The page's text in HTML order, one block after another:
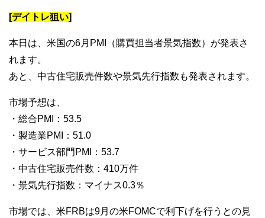
[デイトレ狙い]
本日は、米国の6月PMI（購買担当者景気指数）が発表さ
れます。
あと、中古住宅販売件数や景気先行指数も発表されます。
市場予想は、
・総合PMI：53.5
・製造業PMI：51.0
・サービス部門PMI：53.7
・中古住宅販売件数：410万件
・景気先行指数：マイナス0.3％
市場では、米FRBは9月の米FOMCで利下げを行うとの見